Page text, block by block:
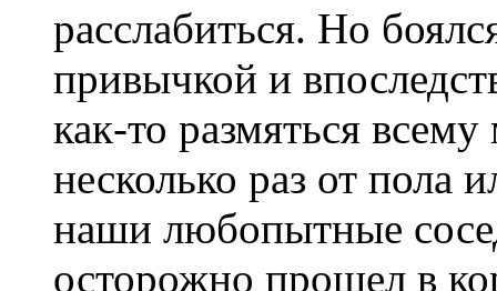
расслабиться. Но
привычкой и
как-то размяться
несколько раз от пола
наши любопытные
осторожно прошел в